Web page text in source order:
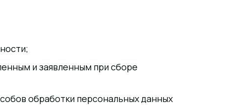
и заявленным при сборе
обработки персональных данных